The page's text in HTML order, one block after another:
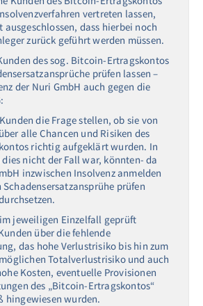
vertreten lassen,
ausgeschlossen, dass hierbei noch
zurück geführt werden müssen.
des sog. Bitcoin-Ertragskontos
prüfen lassen –
der Nuri GmbH auch gegen die
die Frage stellen, ob sie von
alle Chancen und Risiken des
richtig aufgeklärt wurden. In
nicht der Fall war, könnten- da
inzwischen Insolvenz anmelden
Schadensersatzansprühe prüfen
jeweiligen Einzelfall geprüft
über die fehlende
das hohe Verlustrisiko bis hin zum
Totalverlustrisiko und auch
Kosten, eventuelle Provisionen
des „Bitcoin-Ertragskontos“
hingewiesen wurden.